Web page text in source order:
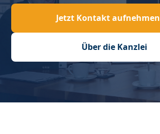
Jetzt Kontakt aufnehmen
Über die Kanzlei